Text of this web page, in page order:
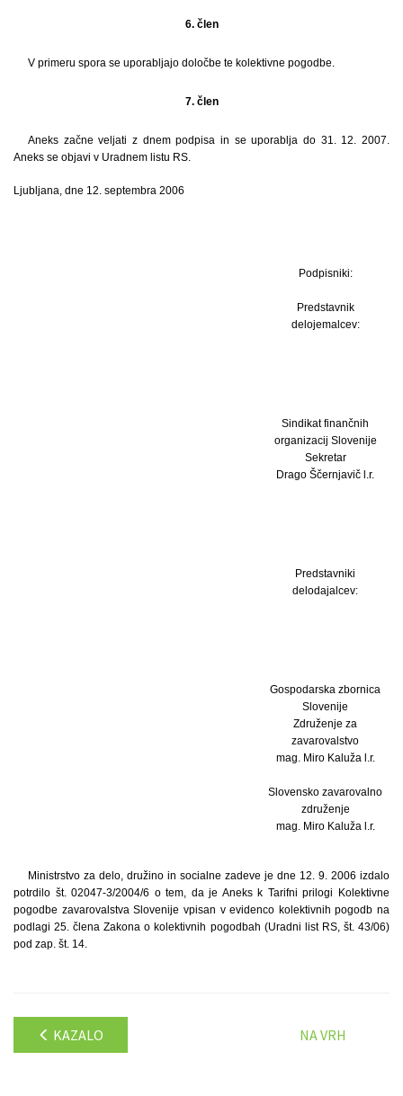
6. člen
V primeru spora se uporabljajo določbe te kolektivne pogodbe.
7. člen
Aneks začne veljati z dnem podpisa in se uporablja do 31. 12. 2007.
Aneks se objavi v Uradnem listu RS.
Ljubljana, dne 12. septembra 2006
Podpisniki:
Predstavnik
delojemalcev:
Sindikat finančnih
organizacij Slovenije
Sekretar
Drago Ščernjavič l.r.
Predstavniki
delodajalcev:
Gospodarska zbornica
Slovenije
Združenje za
zavarovalstvo
mag. Miro Kaluža l.r.
Slovensko zavarovalno
združenje
mag. Miro Kaluža l.r.
Ministrstvo za delo, družino in socialne zadeve je dne 12. 9. 2006 izdalo
potrdilo št. 02047-3/2004/6 o tem, da je Aneks k Tarifni prilogi Kolektivne
pogodbe zavarovalstva Slovenije vpisan v evidenco kolektivnih pogodb na
podlagi 25. člena Zakona o kolektivnih pogodbah (Uradni list RS, št. 43/06)
pod zap. št. 14.
KAZALO NA VRH